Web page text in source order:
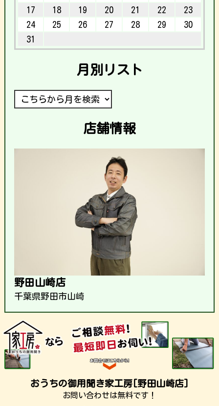
17
18 19 20 21 22
23
24
25 26 27 28 29
30
31
月別リスト
店舗情報
野田山崎店
千葉県野田市山崎
おうちの御用聞き家工房[野田山崎店]
お問い合わせは無料です！